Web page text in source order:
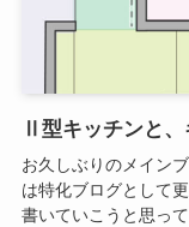
Ⅱ型キッチンと
お久しぶりのメイン
は特化ブログとして
書いていこうと思っ